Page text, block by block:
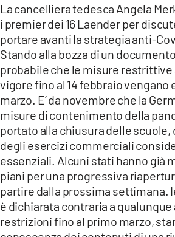
ILREGGINO.IT
COSENZACHANNEL.IT
ILVIBONESE.IT
CATANZAROCHANNEL.IT
LACAPITALENEWS.IT
App
ANDROID
APPLE
La cancelliera tedesca Angela
i premier dei 16 Laender per
portare avanti la strategia anti-
Stando alla bozza di un
probabile che le misure
vigore fino al 14 febbraio vengano
marzo. E’ da novembre che la
misure di contenimento della
portato alla chiusura delle scuole,
degli esercizi commerciali
essenziali. Alcuni stati hanno già
piani per una progressiva
partire dalla prossima settimana.
è dichiarata contraria a
restrizioni fino al primo marzo,